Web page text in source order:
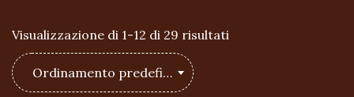
Visualizzazione di 1-12 di 29 risultati
Ordinamento predefinito